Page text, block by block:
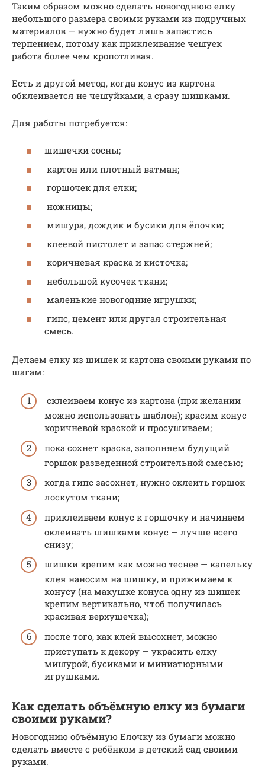
Таким образом можно сделать новогоднюю елку
небольшого размера своими руками из подручных
материалов — нужно будет лишь запастись
терпением, потому как приклеивание чешуек
работа более чем кропотливая.
Есть и другой метод, когда конус из картона
обклеивается не чешуйками, а сразу шишками.
Для работы потребуется:
шишечки сосны;
картон или плотный ватман;
горшочек для елки;
ножницы;
мишура, дождик и бусики для ёлочки;
клеевой пистолет и запас стержней;
коричневая краска и кисточка;
небольшой кусочек ткани;
маленькие новогодние игрушки;
гипс, цемент или другая строительная
смесь.
Делаем елку из шишек и картона своими руками по
шагам:
склеиваем конус из картона (при желании
можно использовать шаблон); красим конус
коричневой краской и просушиваем;
пока сохнет краска, заполняем будущий
горшок разведенной строительной смесью;
когда гипс засохнет, нужно оклеить горшок
лоскутом ткани;
приклеиваем конус к горшочку и начинаем
оклеивать шишками конус — лучше всего
снизу;
шишки крепим как можно теснее — капельку
клея наносим на шишку, и прижимаем к
конусу (на макушке конуса одну из шишек
крепим вертикально, чтоб получилась
красивая верхушечка);
после того, как клей высохнет, можно
приступать к декору — украсить елку
мишурой, бусиками и миниатюрными
игрушками.
Как сделать объёмную елку из бумаги
своими руками?
Новогоднию объёмную Елочку из бумаги можно
сделать вместе с ребёнком в детский сад своими
руками.